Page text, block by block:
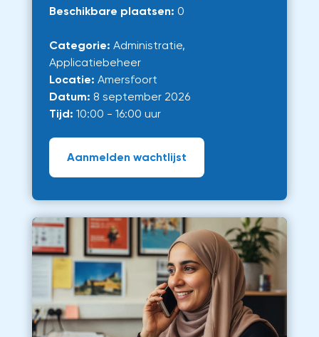
Beschikbare plaatsen: 0
Categorie: Administratie,
Applicatiebeheer
Locatie: Amersfoort
Datum: 8 september 2026
Tijd: 10:00 - 16:00 uur
Aanmelden wachtlijst